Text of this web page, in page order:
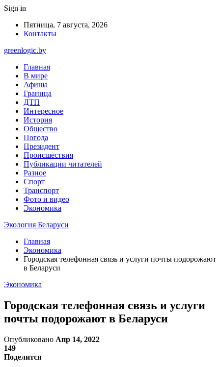
Sign in
Пятница, 7 августа, 2026
Контакты
greenlogic.by
Главная
В мире
Афиша
Граница
ДТП
Интересное
История
Общество
Погода
Президент
Происшествия
Публикации читателей
Разное
Спорт
Транспорт
Фото и видео
Экономика
Экология Беларуси
Главная
Экономика
Городская телефонная связь и услуги почты подорожают
в Беларуси
Экономика
Городская телефонная связь и услуги
почты подорожают в Беларуси
Опубликовано Апр 14, 2022
149
Поделится